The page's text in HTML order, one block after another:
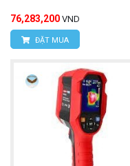
76,283,200 VND
ĐẶT MUA